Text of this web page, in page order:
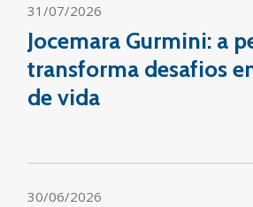
31/07/2026
Jocemara Gurmini: a
transforma desafios
de vida
30/06/2026